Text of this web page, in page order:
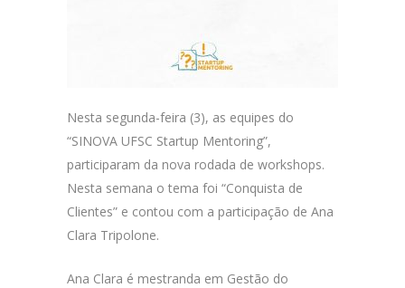
Nesta segunda-feira (3), as equipes do
“SINOVA UFSC Startup Mentoring”,
participaram da nova rodada de workshops.
Nesta semana o tema foi “Conquista de
Clientes” e contou com a participação de Ana
Clara Tripolone.
Ana Clara é mestranda em Gestão do